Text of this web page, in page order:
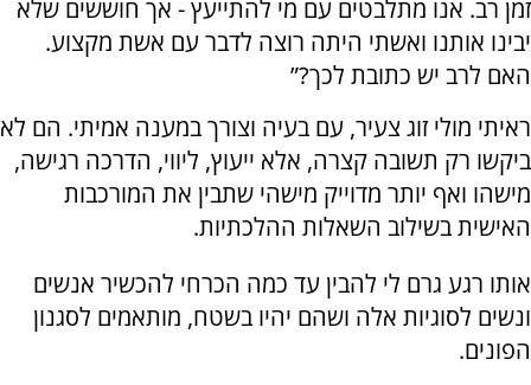
זמן רב. אנו מתלבטים עם מי להתייעץ - אך חוששים שלא
יבינו אותנו ואשתי היתה רוצה לדבר עם אשת מקצוע.
האם לרב יש כתובת לכך?”
ראיתי מולי זוג צעיר, עם בעיה וצורך במענה אמיתי. הם לא
ביקשו רק תשובה קצרה, אלא ייעוץ, ליווי, הדרכה רגישה,
מישהו ואף יותר מדוייק מישהי שתבין את המורכבות
האישית בשילוב השאלות ההלכתיות.
אותו רגע גרם לי להבין עד כמה הכרחי להכשיר אנשים
ונשים לסוגיות אלה ושהם יהיו בשטח, מותאמים לסגנון
הפונים.